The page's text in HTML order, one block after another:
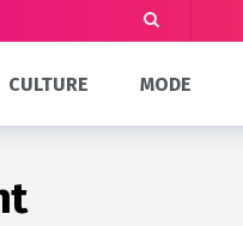
CULTURE MODE